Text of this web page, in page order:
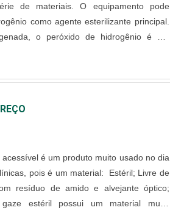
de materiais. O equipamento pode
como agente esterilizante principal.
o peróxido de hidrogênio é um
termo sensíveis com segurança e
correto do material Controlar de
é um produto muito usado no dia
é um material: Estéril; Livre de
resíduo de amido e alvejante óptico;
e curativos. Dentro da sala de